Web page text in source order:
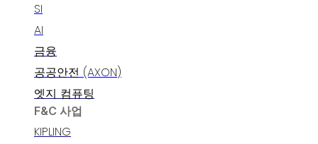
SI
AI
금융
공공안전 (AXON)
엣지 컴퓨팅
F&C 사업
KIPLING